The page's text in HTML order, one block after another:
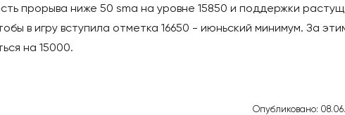
прорыва ниже 50 sma на уровне 15850 и поддержки
в игру вступила отметка 16650 - июньский минимум. За
на 15000.
Опубликовано: